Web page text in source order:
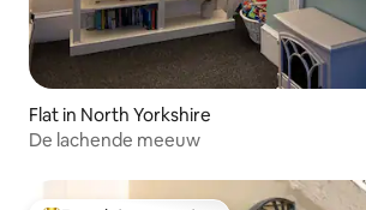
Flat in North Yorkshire
De lachende meeuw